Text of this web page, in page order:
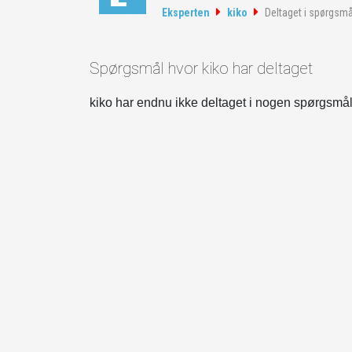
Eksperten kiko Deltaget i spørgsmål
Spørgsmål hvor kiko har deltaget
kiko har endnu ikke deltaget i nogen spørgsmål